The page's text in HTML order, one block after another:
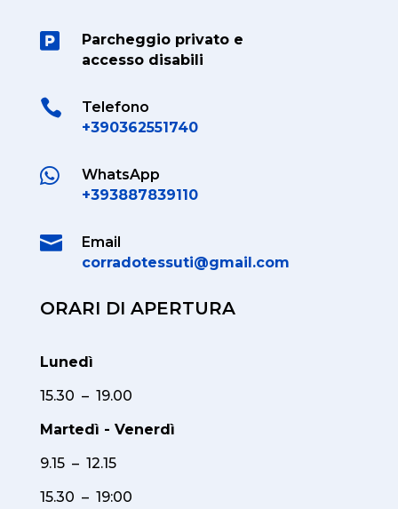

Parcheggio privato e
accesso disabili

Telefono
+390362551740

WhatsApp
+393887839110

Email
corradotessuti@gmail.com
ORARI DI APERTURA
Lunedì
15.30 – 19.00
Martedì - Venerdì
9.15 – 12.15
15.30 – 19:00